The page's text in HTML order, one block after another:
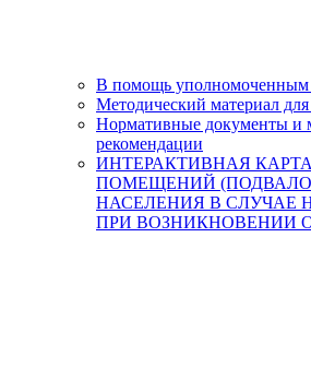
В помощь
Методический материал
Нормативные документы и
рекомендации
ИНТЕРАКТИВНАЯ
ПОМЕЩЕНИЙ
НАСЕЛЕНИЯ В СЛУЧАЕ
ПРИ ВОЗНИКНОВЕНИИ